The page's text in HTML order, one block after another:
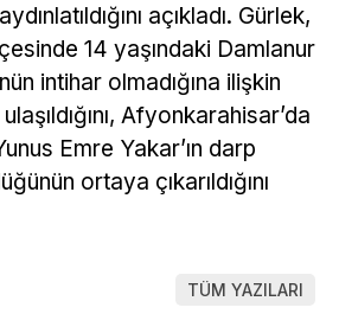
açıkladı. Gürlek,
14 yaşındaki Damlanur
intihar olmadığına ilişkin
Afyonkarahisar’da
Emre Yakar’ın darp
ortaya çıkarıldığını
TÜM YAZILARI